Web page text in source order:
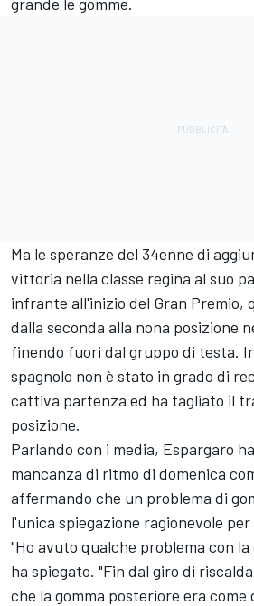
Ma le speranze del 34enne di
vittoria nella classe regina al suo
infrante all'inizio del Gran Premio,
dalla seconda alla nona posizione
finendo fuori dal gruppo di testa.
spagnolo non è stato in grado di
cattiva partenza ed ha tagliato il
posizione.
Parlando con i media, Espargaro
mancanza di ritmo di domenica
affermando che un problema di
l'unica spiegazione ragionevole
"Ho avuto qualche problema con
ha spiegato. "Fin dal giro di
che la gomma posteriore era come